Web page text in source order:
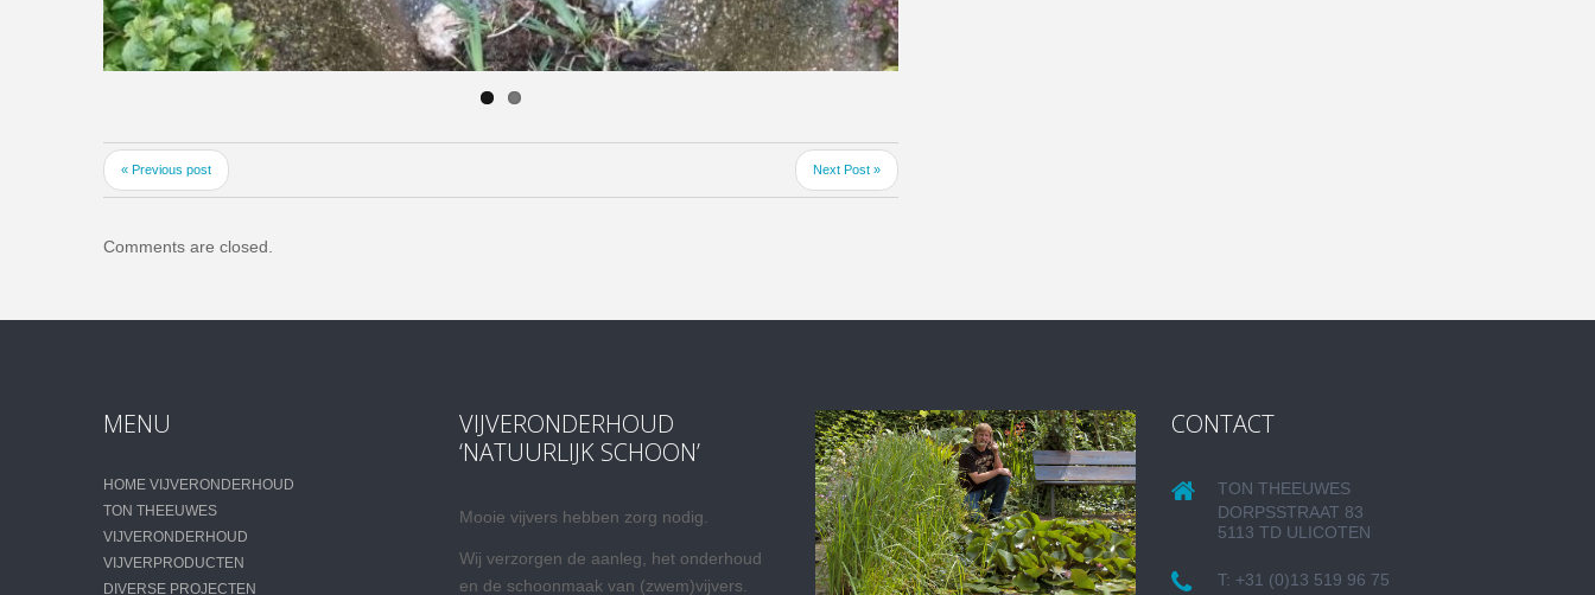
« Previous post Next Post »
Comments are closed.
MENU
HOME VIJVERONDERHOUD
TON THEEUWES
VIJVERONDERHOUD
VIJVERPRODUCTEN
DIVERSE PROJECTEN
VIJVERONDERHOUD
‘NATUURLIJK SCHOON’
Mooie vijvers hebben zorg nodig.
Wij verzorgen de aanleg, het onderhoud
en de schoonmaak van (zwem)vijvers.
CONTACT
TON THEEUWES
DORPSSTRAAT 83
5113 TD ULICOTEN
T: +31 (0)13 519 96 75